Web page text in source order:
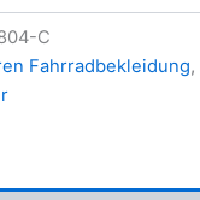
C
Fahrradbekleidung,